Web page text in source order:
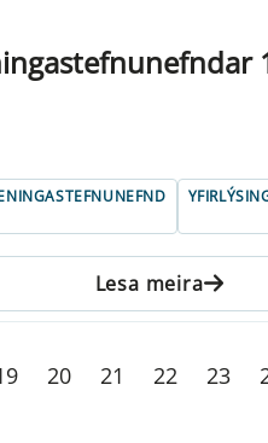
Lesa meira
20 21 22 23